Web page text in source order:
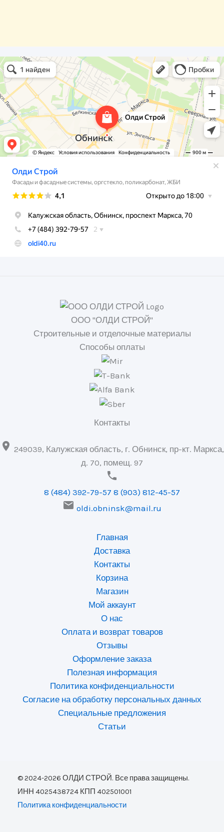
Олди Строй
Фасады и фасадные системы в Обнинске
Оргстекло, поликарбонат в Обнинске
ООО "ОЛДИ СТРОЙ"
Строительные и отделочные материалы
Способы оплаты
Контакты
 249039, Калужская область, г. Обнинск, пр-кт. Маркса,
д. 70, помещ. 97

8 (484) 392-79-57 8 (903) 812-45-57
 oldi.obninsk@mail.ru
Главная
Доставка
Контакты
Корзина
Магазин
Мой аккаунт
О нас
Оплата и возврат товаров
Отзывы
Оформление заказа
Полезная информация
Политика конфиденциальности
Согласие на обработку персональных данных
Специальные предложения
Статьи
© 2024-2026 ОЛДИ СТРОЙ. Все права защищены.
ИНН 4025438724 КПП 402501001
Политика конфиденциальности